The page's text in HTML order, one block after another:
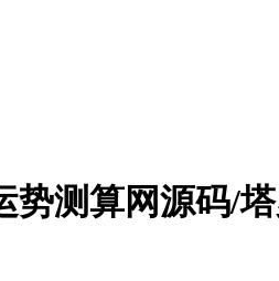
势测算网源码/